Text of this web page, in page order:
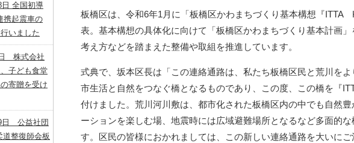
板橋区は、令和6年1月に「板橋区かわまちづくり基本構想『
表。基本構想の具体化に向けて「板橋区かわまちづくり基本計画
考え方などを踏まえた整備や取組を推進しています。
式典で、坂本区長は「この連絡通路は、私たち板橋区民と荒川を
市生活と自然をつなぐ橋となるものであり、この度、この橋を
付けました。荒川河川敷は、都市化された板橋区内の中でも自然
ーションを楽しむ場、地震時には広域避難場所となるなど多面的
す。区民の皆様におかれましては、この新しい連絡通路を大いに
全国初導
携起震車の
いました
株式会社
子ども食堂
寄贈を受け
日 公益社団
道整復師会板